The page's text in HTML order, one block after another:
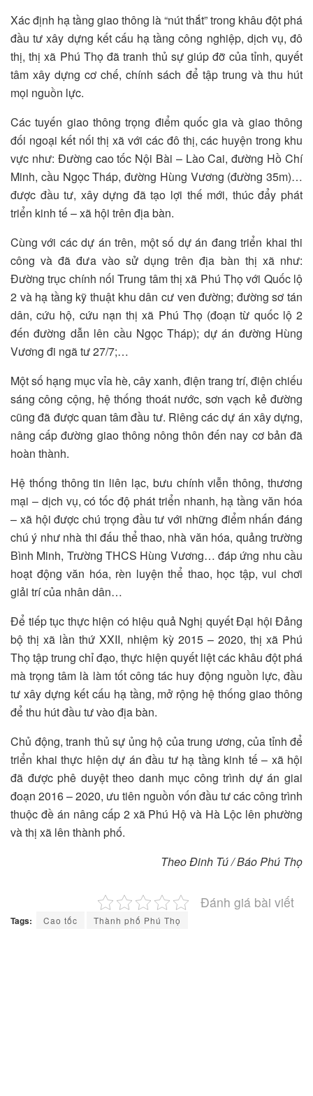
Xác định hạ tầng giao thông là “nút thắt” trong khâu đột phá
đầu tư xây dựng kết cấu hạ tầng công nghiệp, dịch vụ, đô
thị, thị xã Phú Thọ đã tranh thủ sự giúp đỡ của tỉnh, quyết
tâm xây dựng cơ chế, chính sách để tập trung và thu hút
mọi nguồn lực.
Các tuyến giao thông trọng điểm quốc gia và giao thông
đối ngoại kết nối thị xã với các đô thị, các huyện trong khu
vực như: Đường cao tốc Nội Bài – Lào Cai, đường Hồ Chí
Minh, cầu Ngọc Tháp, đường Hùng Vương (đường 35m)…
được đầu tư, xây dựng đã tạo lợi thế mới, thúc đẩy phát
triển kinh tế – xã hội trên địa bàn.
Cùng với các dự án trên, một số dự án đang triển khai thi
công và đã đưa vào sử dụng trên địa bàn thị xã như:
Đường trục chính nối Trung tâm thị xã Phú Thọ với Quốc lộ
2 và hạ tầng kỹ thuật khu dân cư ven đường; đường sơ tán
dân, cứu hộ, cứu nạn thị xã Phú Thọ (đoạn từ quốc lộ 2
đến đường dẫn lên cầu Ngọc Tháp); dự án đường Hùng
Vương đi ngã tư 27/7;…
Một số hạng mục vỉa hè, cây xanh, điện trang trí, điện chiếu
sáng công cộng, hệ thống thoát nước, sơn vạch kẻ đường
cũng đã được quan tâm đầu tư. Riêng các dự án xây dựng,
nâng cấp đường giao thông nông thôn đến nay cơ bản đã
hoàn thành.
Hệ thống thông tin liên lạc, bưu chính viễn thông, thương
mại – dịch vụ, có tốc độ phát triển nhanh, hạ tầng văn hóa
– xã hội được chú trọng đầu tư với những điểm nhấn đáng
chú ý như nhà thi đấu thể thao, nhà văn hóa, quảng trường
Bình Minh, Trường THCS Hùng Vương… đáp ứng nhu cầu
hoạt động văn hóa, rèn luyện thể thao, học tập, vui chơi
giải trí của nhân dân…
Để tiếp tục thực hiện có hiệu quả Nghị quyết Đại hội Đảng
bộ thị xã lần thứ XXII, nhiệm kỳ 2015 – 2020, thị xã Phú
Thọ tập trung chỉ đạo, thực hiện quyết liệt các khâu đột phá
mà trọng tâm là làm tốt công tác huy động nguồn lực, đầu
tư xây dựng kết cấu hạ tầng, mở rộng hệ thống giao thông
để thu hút đầu tư vào địa bàn.
Chủ động, tranh thủ sự ủng hộ của trung ương, của tỉnh để
triển khai thực hiện dự án đầu tư hạ tầng kinh tế – xã hội
đã được phê duyệt theo danh mục công trình dự án giai
đoạn 2016 – 2020, ưu tiên nguồn vốn đầu tư các công trình
thuộc đề án nâng cấp 2 xã Phú Hộ và Hà Lộc lên phường
và thị xã lên thành phố.
Theo Đinh Tú / Báo Phú Thọ
Đánh giá bài viết
Tags: Cao tốc Thành phố Phú Thọ